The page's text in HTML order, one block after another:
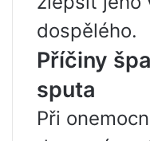
dospělého.
Příčiny
sputa
Při